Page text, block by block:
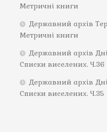
Метричні книги
Державний архів
Метричні книги
Державний архів
Списки виселених. Ч.36
Державний архів
Списки виселених. Ч.35